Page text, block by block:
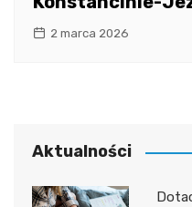
2 marca 2026
Aktualności